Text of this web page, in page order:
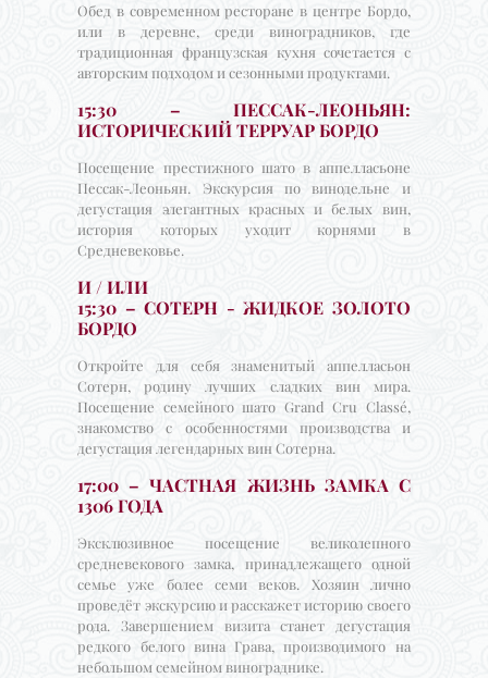
Обед в современном ресторане в центре Бордо,
или в деревне, среди виноградников, где
традиционная французская кухня сочетается с
авторским подходом и сезонными продуктами.
15:30 – ПЕССАК-ЛЕОНЬЯН:
ИСТОРИЧЕСКИЙ ТЕРРУАР БОРДО
Посещение престижного шато в аппелласьоне
Пессак-Леоньян. Экскурсия по винодельне и
дегустация элегантных красных и белых вин,
история которых уходит корнями в
Средневековье.
И / ИЛИ
15:30 – СОТЕРН - ЖИДКОЕ ЗОЛОТО
БОРДО
Откройте для себя знаменитый аппелласьон
Сотерн, родину лучших сладких вин мира.
Посещение семейного шато Grand Cru Classé,
знакомство с особенностями производства и
дегустация легендарных вин Сотерна.
17:00 – ЧАСТНАЯ ЖИЗНЬ ЗАМКА С
1306 ГОДА
Эксклюзивное посещение великолепного
средневекового замка, принадлежащего одной
семье уже более семи веков. Хозяин лично
проведёт экскурсию и расскажет историю своего
рода. Завершением визита станет дегустация
редкого белого вина Грава, производимого на
небольшом семейном винограднике.